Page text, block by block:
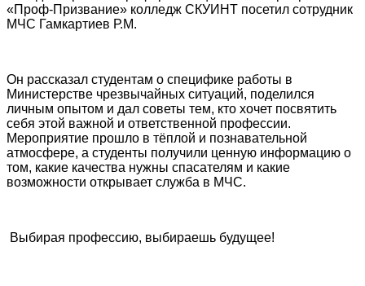
«Проф-Призвание» колледж СКУИНТ посетил сотрудник
МЧС Гамкартиев Р.М.
Он рассказал студентам о специфике работы в
Министерстве чрезвычайных ситуаций, поделился
личным опытом и дал советы тем, кто хочет посвятить
себя этой важной и ответственной профессии.
Мероприятие прошло в тёплой и познавательной
атмосфере, а студенты получили ценную информацию о
том, какие качества нужны спасателям и какие
возможности открывает служба в МЧС.
Выбирая профессию, выбираешь будущее!